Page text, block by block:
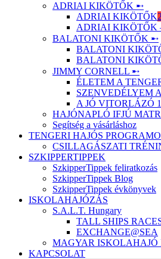
ADRIAI KIKÖTŐK ➸
ADRIAI KIKÖTŐK
ADRIAI KIKÖTŐK
BALATONI KIKÖTŐK ➸
BALATONI
BALATONI
JIMMY CORNELL ➸
ÉLETEM A
SZENVEDÉLYEM
A JÓ VITORLÁZÓ
HAJÓNAPLÓ IFJÚ
Segítség a vásárláshoz
TENGERI HAJÓS
CSILLAGÁSZATI
SZKIPPERTIPPEK
SzkipperTippek feliratkozás
SzkipperTippek Blog
SzkipperTippek évkönyvek
ISKOLAHAJÓZÁS
S.A.L.T. Hungary
TALL SHIPS
EXCHANGE@SEA
MAGYAR ISKOLAHAJÓ
KAPCSOLAT